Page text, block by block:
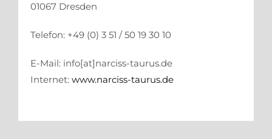
01067 Dresden
Telefon: +49 (0) 3 51 / 50 19 30 10
E-Mail: info[at]narciss-taurus.de
Internet: www.narciss-taurus.de